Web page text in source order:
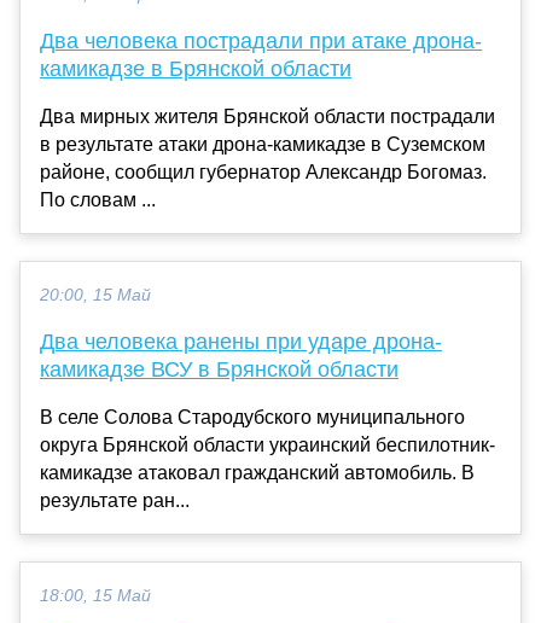
Два человека пострадали при атаке дрона-
камикадзе в Брянской области
Два мирных жителя Брянской области пострадали
в результате атаки дрона-камикадзе в Суземском
районе, сообщил губернатор Александр Богомаз.
По словам ...
20:00, 15 Май
Два человека ранены при ударе дрона-
камикадзе ВСУ в Брянской области
В селе Солова Стародубского муниципального
округа Брянской области украинский беспилотник-
камикадзе атаковал гражданский автомобиль. В
результате ран...
18:00, 15 Май